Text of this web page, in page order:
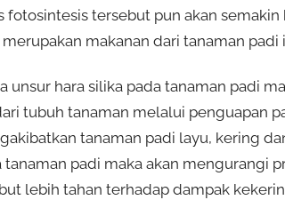
fotosintesis tersebut pun akan
makanan dari tanaman padi
unsur hara silika pada tanaman padi
tubuh tanaman melalui penguapan
tanaman padi layu, kering
padi maka akan mengurangi
lebih tahan terhadap dampak